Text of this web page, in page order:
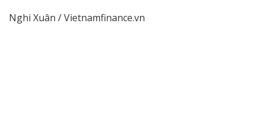
Nghi Xuân / Vietnamfinance.vn